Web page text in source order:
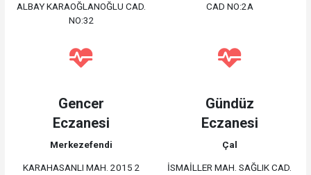
ALBAY KARAOĞLANOĞLU CAD.
NO:32
CAD NO:2A
Gencer
Eczanesi
Merkezefendi
KARAHASANLI MAH. 2015 2
Gündüz
Eczanesi
Çal
İSMAİLLER MAH. SAĞLIK CAD.